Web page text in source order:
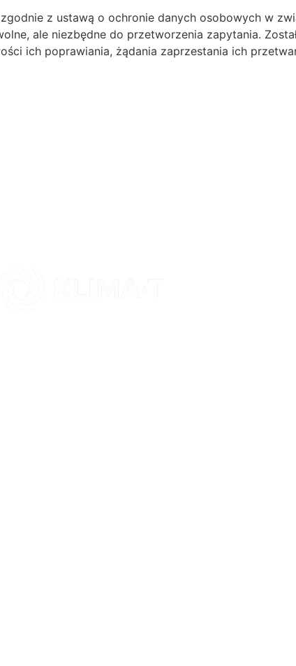
z ustawą o ochronie danych osobowych w
ale niezbędne do przetworzenia zapytania.
ich poprawiania, żądania zaprzestania ich